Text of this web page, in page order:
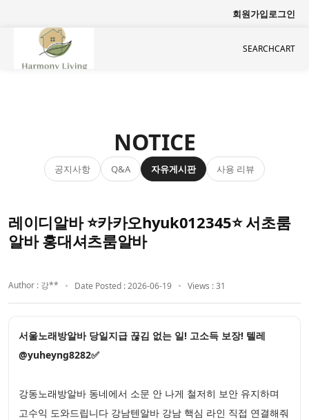
회원가입로그인
SEARCHCART
NOTICE
공지사항 Q&A 자유게시판 사용 리뷰
레이디알바 ⭐카카오hyuk012345⭐ 서초룸
알바 홍대셔츠룸알바
Author : 강** Date Posted : 2026-06-19 Views : 31
서울노래방알바 당일지급 끊김 없는 일! 고소득 보장! 텔레
@yuheyng8282✅
강동노래방알바 동네에서 소문 안 나게 철저히 보안 유지하며
고수익 도와드립니다 강남텐알바 강남 핵심 라인 직접 연결해줘